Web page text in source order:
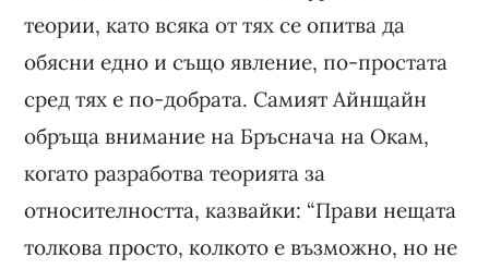
теории, като всяка от тях се опитва да
обясни едно и също явление, по-простата
сред тях е по-добрата. Самият Айнщайн
обръща внимание на Бръснача на Окам,
когато разработва теорията за
относителността, казвайки: “Прави нещата
толкова просто, колкото е възможно, но не